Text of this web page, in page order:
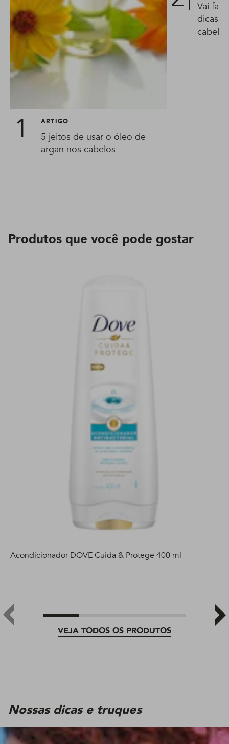
ARTIGO
5 jeitos de usar o óleo de
argan nos cabelos
Vai
dicas
cabelo
Produtos que você pode gostar
VEJA TODOS OS PRODUTOS
Acondicionador DOVE Cuida & Protege 400 ml
Nossas dicas e truques